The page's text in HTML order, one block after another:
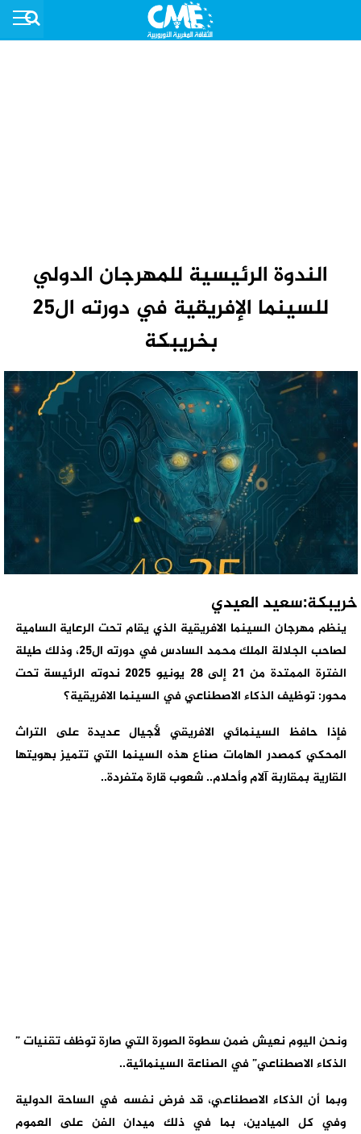
الندوة الرئيسية للمهرجان الدولي
للسينما الإفريقية في دورته ال25
بخريبكة
خريبكة:سعيد العيدي
ينظم مهرجان السينما الافريقية الذي يقام تحت الرعاية السامية
لصاحب الجلالة الملك محمد السادس في دورته ال25، وذلك طيلة
الفترة الممتدة من 21 إلى 28 يونيو 2025 ندوته الرئيسة تحت
محور: توظيف الذكاء الاصطناعي في السينما الافريقية؟
فإذا حافظ السينمائي الافريقي لأجيال عديدة على التراث
المحكي كمصدر الهامات صناع هذه السينما التي تتميز بهويتها
القارية بمقاربة آلام وأحلام.. شعوب قارة متفردة..
ونحن اليوم نعيش ضمن سطوة الصورة التي صارة توظف تقنيات ”
الذكاء الاصطناعي” في الصناعة السينمائية..
وبما أن الذكاء الاصطناعي، قد فرض نفسه في الساحة الدولية
وفي كل الميادين، بما في ذلك ميدان الفن على العموم